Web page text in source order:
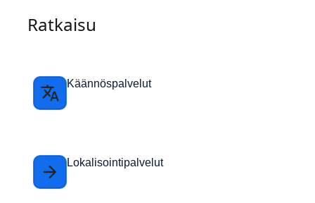
Ratkaisu
Käännöspalvelut
Lokalisointipalvelut